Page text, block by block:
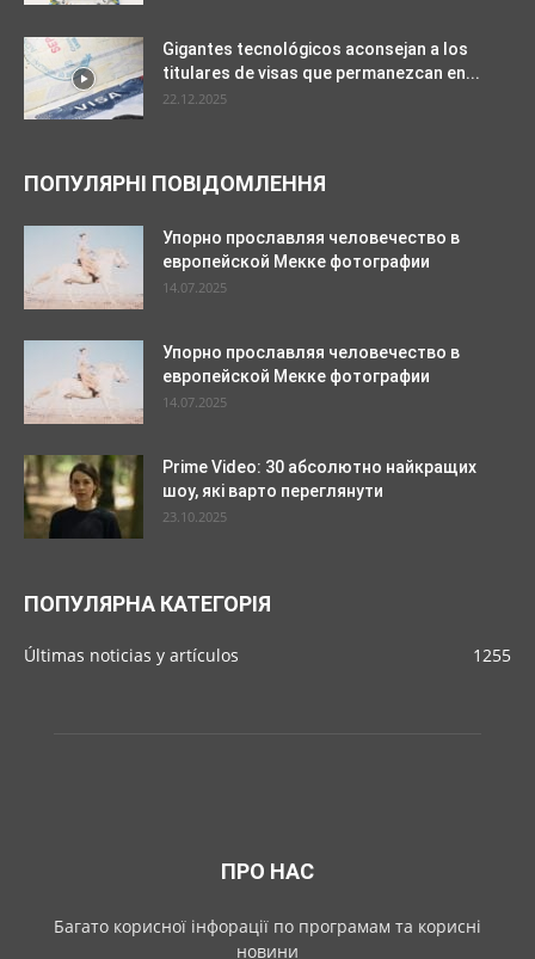
Gigantes tecnológicos aconsejan a los
titulares de visas que permanezcan en...
22.12.2025
ПОПУЛЯРНІ ПОВІДОМЛЕННЯ
Упорно прославляя человечество в
европейской Мекке фотографии
14.07.2025
Упорно прославляя человечество в
европейской Мекке фотографии
14.07.2025
Prime Video: 30 абсолютно найкращих
шоу, які варто переглянути
23.10.2025
ПОПУЛЯРНА КАТЕГОРІЯ
Últimas noticias y artículos 1255
ПРО НАС
Багато корисної інфорації по програмам та корисні
новини